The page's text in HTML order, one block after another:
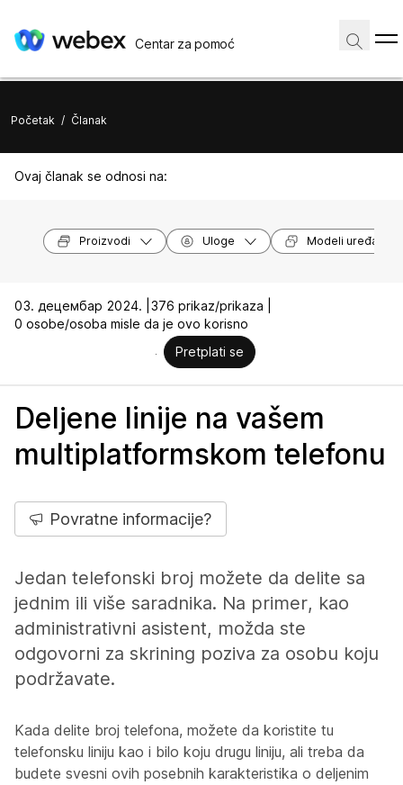
Centar za pomoć
Početak / Članak
Ovaj članak se odnosi na:
Proizvodi Uloge Modeli uređaja
03. децембар 2024. | 376 prikaz/prikaza |
0 osobe/osoba misle da je ovo korisno
Pretplati se
Deljene linije na vašem
multiplatformskom telefonu
Povratne informacije?
Jedan telefonski broj možete da delite sa
jednim ili više saradnika. Na primer, kao
administrativni asistent, možda ste
odgovorni za skrining poziva za osobu koju
podržavate.
Kada delite broj telefona, možete da koristite tu
telefonsku liniju kao i bilo koju drugu liniju, ali treba da
budete svesni ovih posebnih karakteristika o deljenim